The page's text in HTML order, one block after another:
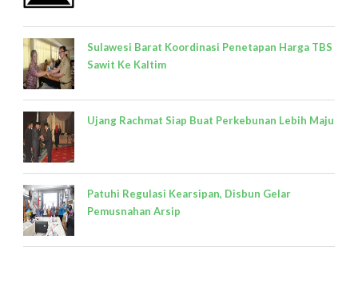
Sulawesi Barat Koordinasi Penetapan Harga TBS
Sawit Ke Kaltim
Ujang Rachmat Siap Buat Perkebunan Lebih Maju
Patuhi Regulasi Kearsipan, Disbun Gelar
Pemusnahan Arsip